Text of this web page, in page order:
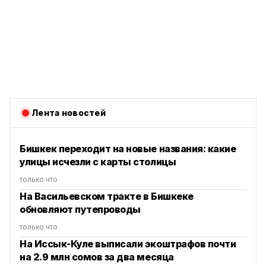
Лента новостей
Бишкек переходит на новые названия: какие
улицы исчезли с карты столицы
только что
На Васильевском тракте в Бишкеке
обновляют путепроводы
только что
На Иссык-Куле выписали экоштрафов почти
на 2.9 млн сомов за два месяца